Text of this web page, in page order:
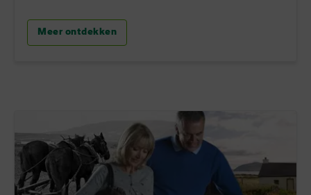
Meer ontdekken